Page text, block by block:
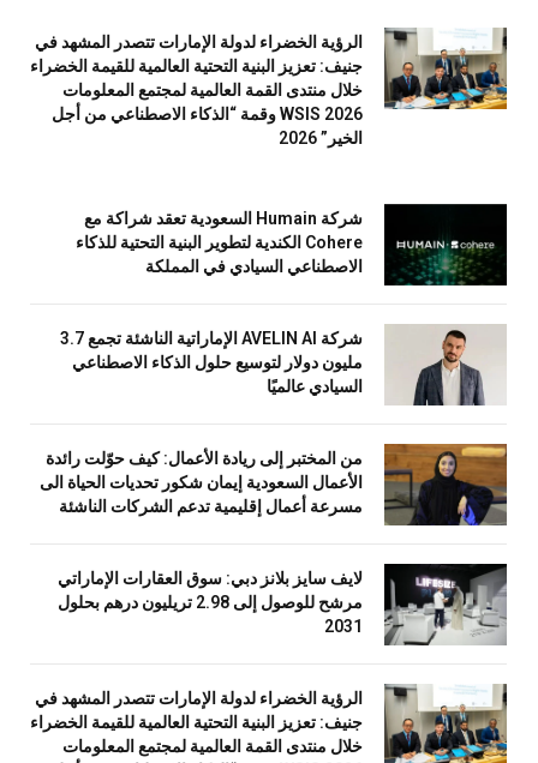
الرؤية الخضراء لدولة الإمارات تتصدر المشهد في
جنيف: تعزيز البنية التحتية العالمية للقيمة الخضراء
خلال منتدى القمة العالمية لمجتمع المعلومات
WSIS 2026 وقمة “الذكاء الاصطناعي من أجل
الخير” 2026
شركة Humain السعودية تعقد شراكة مع
Cohere الكندية لتطوير البنية التحتية للذكاء
الاصطناعي السيادي في المملكة
شركة AVELIN AI الإماراتية الناشئة تجمع 3.7
مليون دولار لتوسيع حلول الذكاء الاصطناعي
السيادي عالميًا
من المختبر إلى ريادة الأعمال: كيف حوّلت رائدة
الأعمال السعودية إيمان شكور تحديات الحياة الى
مسرعة أعمال إقليمية تدعم الشركات الناشئة
لايف سايز بلانز دبي: سوق العقارات الإماراتي
مرشح للوصول إلى 2.98 تريليون درهم بحلول
2031
الرؤية الخضراء لدولة الإمارات تتصدر المشهد في
جنيف: تعزيز البنية التحتية العالمية للقيمة الخضراء
خلال منتدى القمة العالمية لمجتمع المعلومات